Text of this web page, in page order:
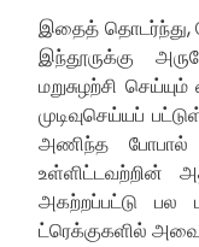
இதைத் தொடர்ந்து,
இந்தூருக்கு
மறுசுழற்சி
முடிவுசெய்யப்
அணிந்த போபால்
உள்ளிட்டவற்றின்
அகற்றப்பட்டு பல
ட்ரெக்குகளில்